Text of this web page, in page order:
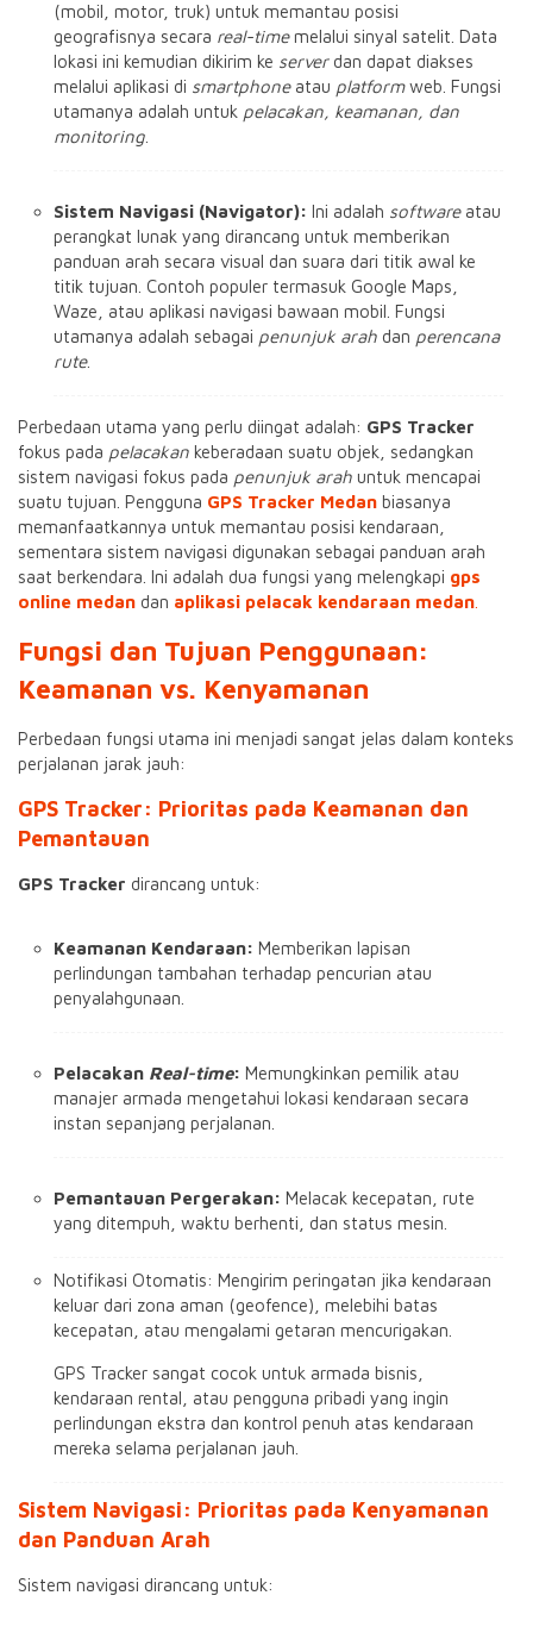
(mobil, motor, truk) untuk memantau posisi
geografisnya secara real-timemelalui sinyal satelit. Data
lokasi ini kemudian dikirim ke serverdan dapat diakses
melalui aplikasi di smartphoneatau platformweb. Fungsi
utamanya adalah untuk pelacakan, keamanan, dan
monitoring
Sistem Navigasi (Navigator): Ini adalah softwareatau
perangkat lunak yang dirancang untuk memberikan
panduan arah secara visual dan suara dari titik awal ke
titik tujuan. Contoh populer termasuk Google Maps,
Waze, atau aplikasi navigasi bawaan mobil. Fungsi
utamanya adalah sebagai penunjuk arah dan perencana
rute.
Perbedaan utama yang perlu diingat adalah: GPS Tracker
fokus pada pelacakan keberadaan suatu objek, sedangkan
sistem navigasi fokus pada penunjuk arah untuk mencapai
suatu tujuan. Pengguna GPS Tracker Medan biasanya
memanfaatkannya untuk memantau posisi kendaraan,
sementara sistem navigasi digunakan sebagai panduan arah
saat berkendara. Ini adalah dua fungsi yang melengkapi gps
online medan dan aplikasi pelacak kendaraan medan
Fungsi dan Tujuan Penggunaan:
Keamanan vs. Kenyamanan
Perbedaan fungsi utama ini menjadi sangat jelas dalam konteks
perjalanan jarak jauh:
GPS Tracker: Prioritas pada Keamanan dan
Pemantauan
GPS Tracker dirancang untuk:
Keamanan Kendaraan: Memberikan lapisan
perlindungan tambahan terhadap pencurian atau
penyalahgunaan.
Pelacakan Real-time: Memungkinkan pemilik atau
manajer armada mengetahui lokasi kendaraan secara
instan sepanjang perjalanan.
Pemantauan Pergerakan: Melacak kecepatan, rute
yang ditempuh, waktu berhenti, dan status mesin.
Notifikasi Otomatis: Mengirim peringatan jika kendaraan
keluar dari zona aman (geofence), melebihi batas
kecepatan, atau mengalami getaran mencurigakan.
GPS Tracker sangat cocok untuk armada bisnis,
kendaraan rental, atau pengguna pribadi yang ingin
perlindungan ekstra dan kontrol penuh atas kendaraan
mereka selama perjalanan jauh.
Sistem Navigasi: Prioritas pada Kenyamanan
dan Panduan Arah
Sistem navigasi dirancang untuk: